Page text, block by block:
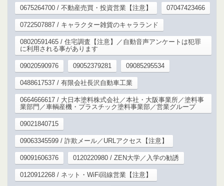
0675264700 / 不動産売買・投資営業【注意】 07047423466
0722507887 / キャラクター雑貨のキャラランド
08020591465 / 住宅調査【注意】／自動音声アンケートは犯罪
に利用される事があります
09020590976 09052379281 09085295534
0488617537 / 有限会社長沢自動車工業
0664666617 / 大日本塗料株式会社／本社・大阪事業所／塗料事
業部門／車輌産機・プラスチック塗料事業部／営業グループ
09021840715
09063345599 / 詐欺メール／URLアクセス【注意】
09091606376 0120220980 / ZEN大学／入学の勧誘
0120912268 / ネット・WiFi回線営業【注意】